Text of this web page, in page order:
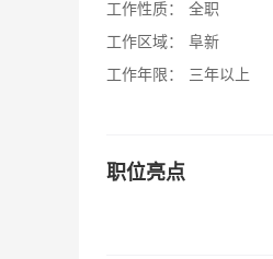
工作性质：
全职
工作区域：
阜新
工作年限：
三年以上
职位亮点